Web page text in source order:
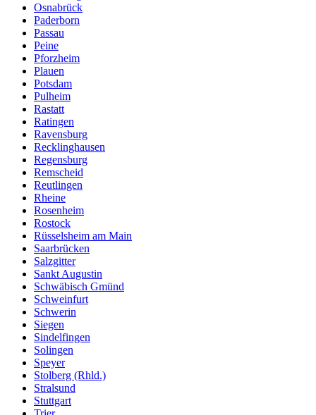
Osnabrück
Paderborn
Passau
Peine
Pforzheim
Plauen
Potsdam
Pulheim
Rastatt
Ratingen
Ravensburg
Recklinghausen
Regensburg
Remscheid
Reutlingen
Rheine
Rosenheim
Rostock
Rüsselsheim am Main
Saarbrücken
Salzgitter
Sankt Augustin
Schwäbisch Gmünd
Schweinfurt
Schwerin
Siegen
Sindelfingen
Solingen
Speyer
Stolberg (Rhld.)
Stralsund
Stuttgart